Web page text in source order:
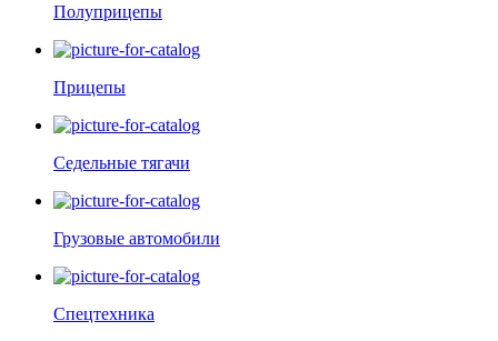
Полуприцепы
Прицепы
Седельные тягачи
Грузовые автомобили
Спецтехника